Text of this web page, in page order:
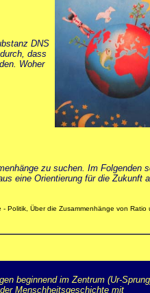
DNS
dass
Woher
zu suchen. Im Folgenden
eine Orientierung für die Zukunft
- Politik, Über die Zusammenhänge von Ratio
beginnend im Zentrum (Ur-
Menschheitsgeschichte mit